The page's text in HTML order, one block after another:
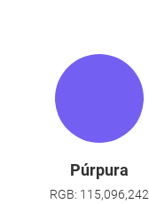
Púrpura
RGB: 115,096,242